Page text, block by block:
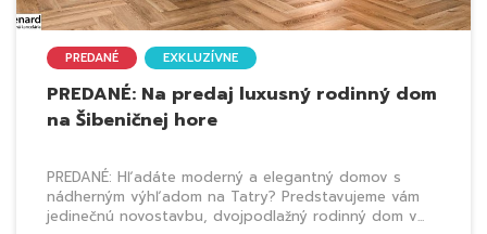
PREDANÉ EXKLUZÍVNE
PREDANÉ: Na predaj luxusný rodinný dom
na Šibeničnej hore
PREDANÉ: Hľadáte moderný a elegantný domov s
nádherným výhľadom na Tatry? Predstavujeme vám
jedinečnú novostavbu, dvojpodlažný rodinný dom v...